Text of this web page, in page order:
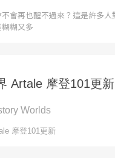
會再也醒不過來？這是許多
糊又多